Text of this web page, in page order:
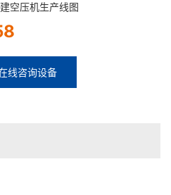
空压机生产线图
线咨询设备